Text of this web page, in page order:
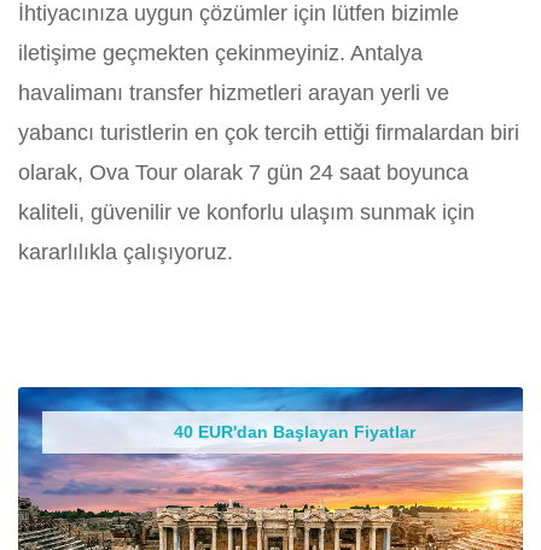
İhtiyacınıza uygun çözümler için lütfen bizimle
iletişime geçmekten çekinmeyiniz. Antalya
havalimanı transfer hizmetleri arayan yerli ve
yabancı turistlerin en çok tercih ettiği firmalardan biri
olarak, Ova Tour olarak 7 gün 24 saat boyunca
kaliteli, güvenilir ve konforlu ulaşım sunmak için
kararlılıkla çalışıyoruz.
40 EUR'dan Başlayan Fiyatlar